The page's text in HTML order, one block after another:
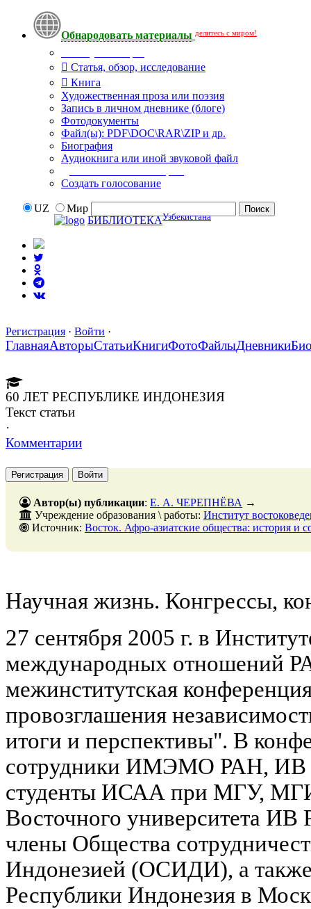
Обнародовать материалы делитесь с миром!
Статья, обзор, исследование
Книга
Художественная проза или поэзия
Запись в личном дневнике (блоге)
Фотодокументы
Файл(ы): PDF\DOC\RAR\ZIP и др.
Биография
Аудиокнига или иной звуковой файл
Создать голосование
UZ
Мир
БИБЛИОТЕКАУзбекистана
Регистрация · Войти ·
ГлавнаяАвторыСтатьиКнигиФотоФайлыДневники
60 ЛЕТ РЕСПУБЛИКЕ ИНДОНЕЗИЯ
Текст статьи
·
Комментарии
Регистрация Войти
Автор(ы) публикации: Е. А. ЧЕРЕПНЁВА →
Учреждение образования \ работы: Институт
Источник: Восток. Афро-азиатские общества: история и современность. -
Научная жизнь. Конгрессы,
27 сентября 2005 г. в
международных отношений
межинститутская
провозглашения
итоги и перспективы". В
сотрудники ИМЭМО РАН, ИВ
студенты ИСАА при МГУ,
Восточного университета
члены Общества
Индонезией (ОСИДИ), а также
Республики Индонезия в